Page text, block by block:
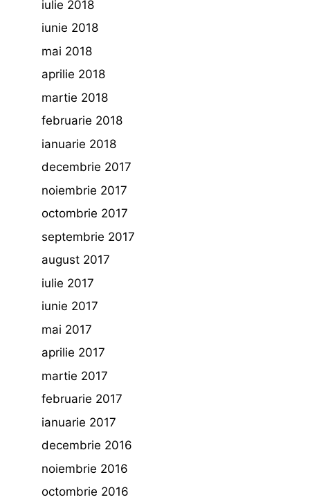
iulie 2018
iunie 2018
mai 2018
aprilie 2018
martie 2018
februarie 2018
ianuarie 2018
decembrie 2017
noiembrie 2017
octombrie 2017
septembrie 2017
august 2017
iulie 2017
iunie 2017
mai 2017
aprilie 2017
martie 2017
februarie 2017
ianuarie 2017
decembrie 2016
noiembrie 2016
octombrie 2016